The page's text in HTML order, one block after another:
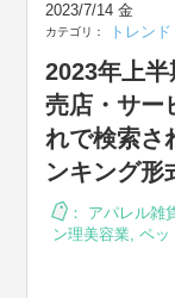
2023/7/14 金
カテゴリ： トレン
2023年上
売店・サー
れで検索さ
ンキング形
： アパレル雑
ン理美容業, ペッ